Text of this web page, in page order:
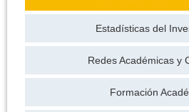
Estadísticas del
Redes Académicas y
Formación